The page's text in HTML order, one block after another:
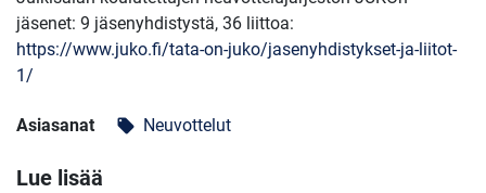
jäsenet: 9 jäsenyhdistystä, 36 liittoa:
https://www.juko.fi/tata-on-juko/jasenyhdistykset-ja-liitot-
1/
Asiasanat local_offer Neuvottelut
Lue lisää